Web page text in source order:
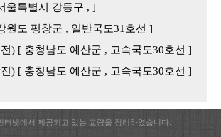
울특별시 강동구 , ]
원도 평창군 , 일반국도31호선 ]
) [ 충청남도 예산군 , 고속국도30호선 ]
) [ 충청남도 예산군 , 고속국도30호선 ]
터넷에서 제공되고 있는 교량을 정리하였습니다.